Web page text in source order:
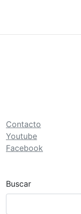
Contacto
Youtube
Facebook
Buscar